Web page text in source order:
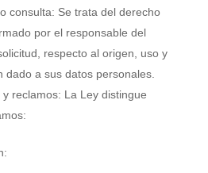
consulta: Se trata del derecho
por el responsable del
respecto al origen, uso y
dado a sus datos personales.
reclamos: La Ley distingue